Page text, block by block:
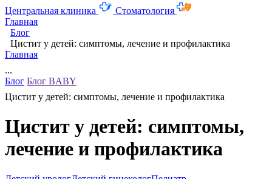
Центральная клиника
Стоматология
Главная
Блог
Цистит у детей: симптомы, лечение и профилактика
Главная
...
Блог Блог BABY
Цистит у детей: симптомы, лечение и профилактика
Цистит у детей: симптомы,
лечение и профилактика